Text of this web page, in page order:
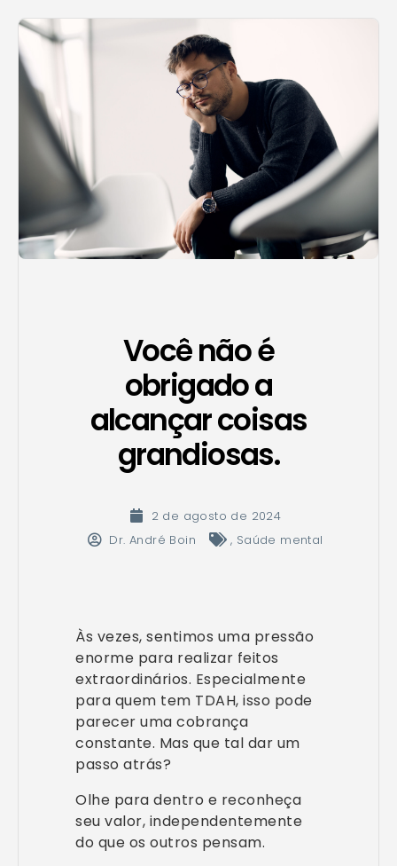
Agendar consulta
Você não é
obrigado a
alcançar coisas
grandiosas.
2 de agosto de 2024
Dr. André Boin
, Saúde mental
Às vezes, sentimos uma pressão
enorme para realizar feitos
extraordinários. Especialmente
para quem tem TDAH, isso pode
parecer uma cobrança
constante. Mas que tal dar um
passo atrás?
Olhe para dentro e reconheça
seu valor, independentemente
do que os outros pensam.